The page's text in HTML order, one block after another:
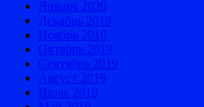
Январь 2020
Декабрь 2019
Ноябрь 2019
Октябрь 2019
Сентябрь 2019
Август 2019
Июль 2019